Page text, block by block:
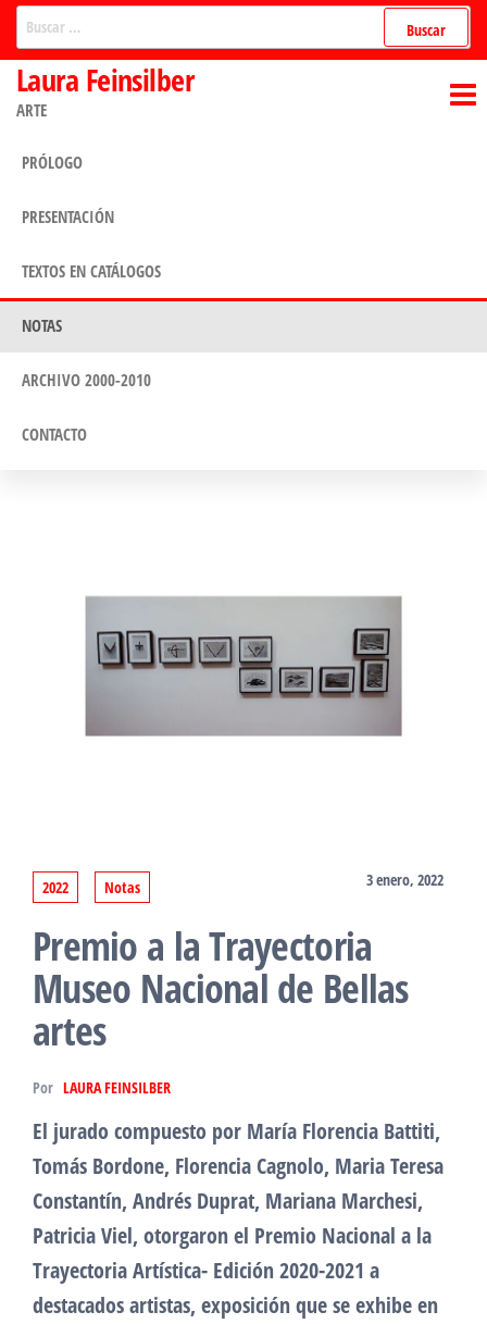
Saltar
contenido
Laura Feinsilber
ARTE
PRÓLOGO
PRESENTACIÓN
TEXTOS EN CATÁLOGOS
NOTAS
ARCHIVO 2000-2010
CONTACTO
2022 Notas 3 enero, 2022
Premio a la Trayectoria
Museo Nacional de Bellas
artes
Por LAURA FEINSILBER
El jurado compuesto por María Florencia Battiti,
Tomás Bordone, Florencia Cagnolo, Maria Teresa
Constantín, Andrés Duprat, Mariana Marchesi,
Patricia Viel, otorgaron el Premio Nacional a la
Trayectoria Artística- Edición 2020-2021 a
destacados artistas, exposición que se exhibe en